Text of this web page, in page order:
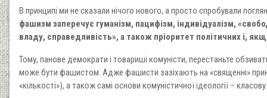
В принципі ми не сказали нічого нового, а просто спробували
фашизм заперечує гуманізм, пацифізм, індивідуалізм,
владу, справедливість», а також пріоритет політичних і,
Тому, панове демократи і товариші комуністи, перестаньте
може бути фашистом. Адже фашисти зазіхають на «священні»
«кількості»), а також самі основи комуністичної ідеології –